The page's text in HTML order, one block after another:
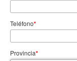
Teléfono*
Provincia*